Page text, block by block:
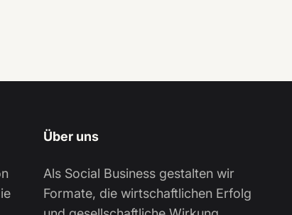
Über uns
Als Social Business gestalten wir
Formate, die wirtschaftlichen Erfolg